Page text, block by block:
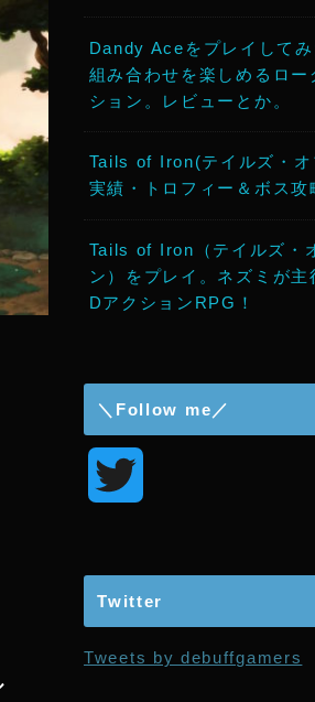
Dandy Aceをプレイして
組み合わせを楽しめるロー
ション。レビューとか。
Tails of Iron(テイルズ・オ
実績・トロフィー＆ボス攻
Tails of Iron（テイルズ・
ン）をプレイ。ネズミが主
DアクションRPG！
＼Follow me／
Twitter
Tweets by debuffgamers